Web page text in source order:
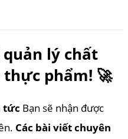
lý chất
phẩm! 🚀
tức Bạn sẽ nhận được
Các bài viết chuyên